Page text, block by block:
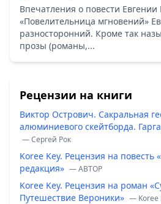
Впечатления о повести Евгении
«Повелительница мгновений»
разносторонний. Кроме так
прозы (романы,...
Рецензии на книги
Виктор Острович. Сакральная
алюминиевого скейтборда.
— Сергей Рок
Koree Key. Рецензия на повесть
редакция» — ABTOP
Koree Key. Рецензия на роман
Путешествие Вероники» — Koree